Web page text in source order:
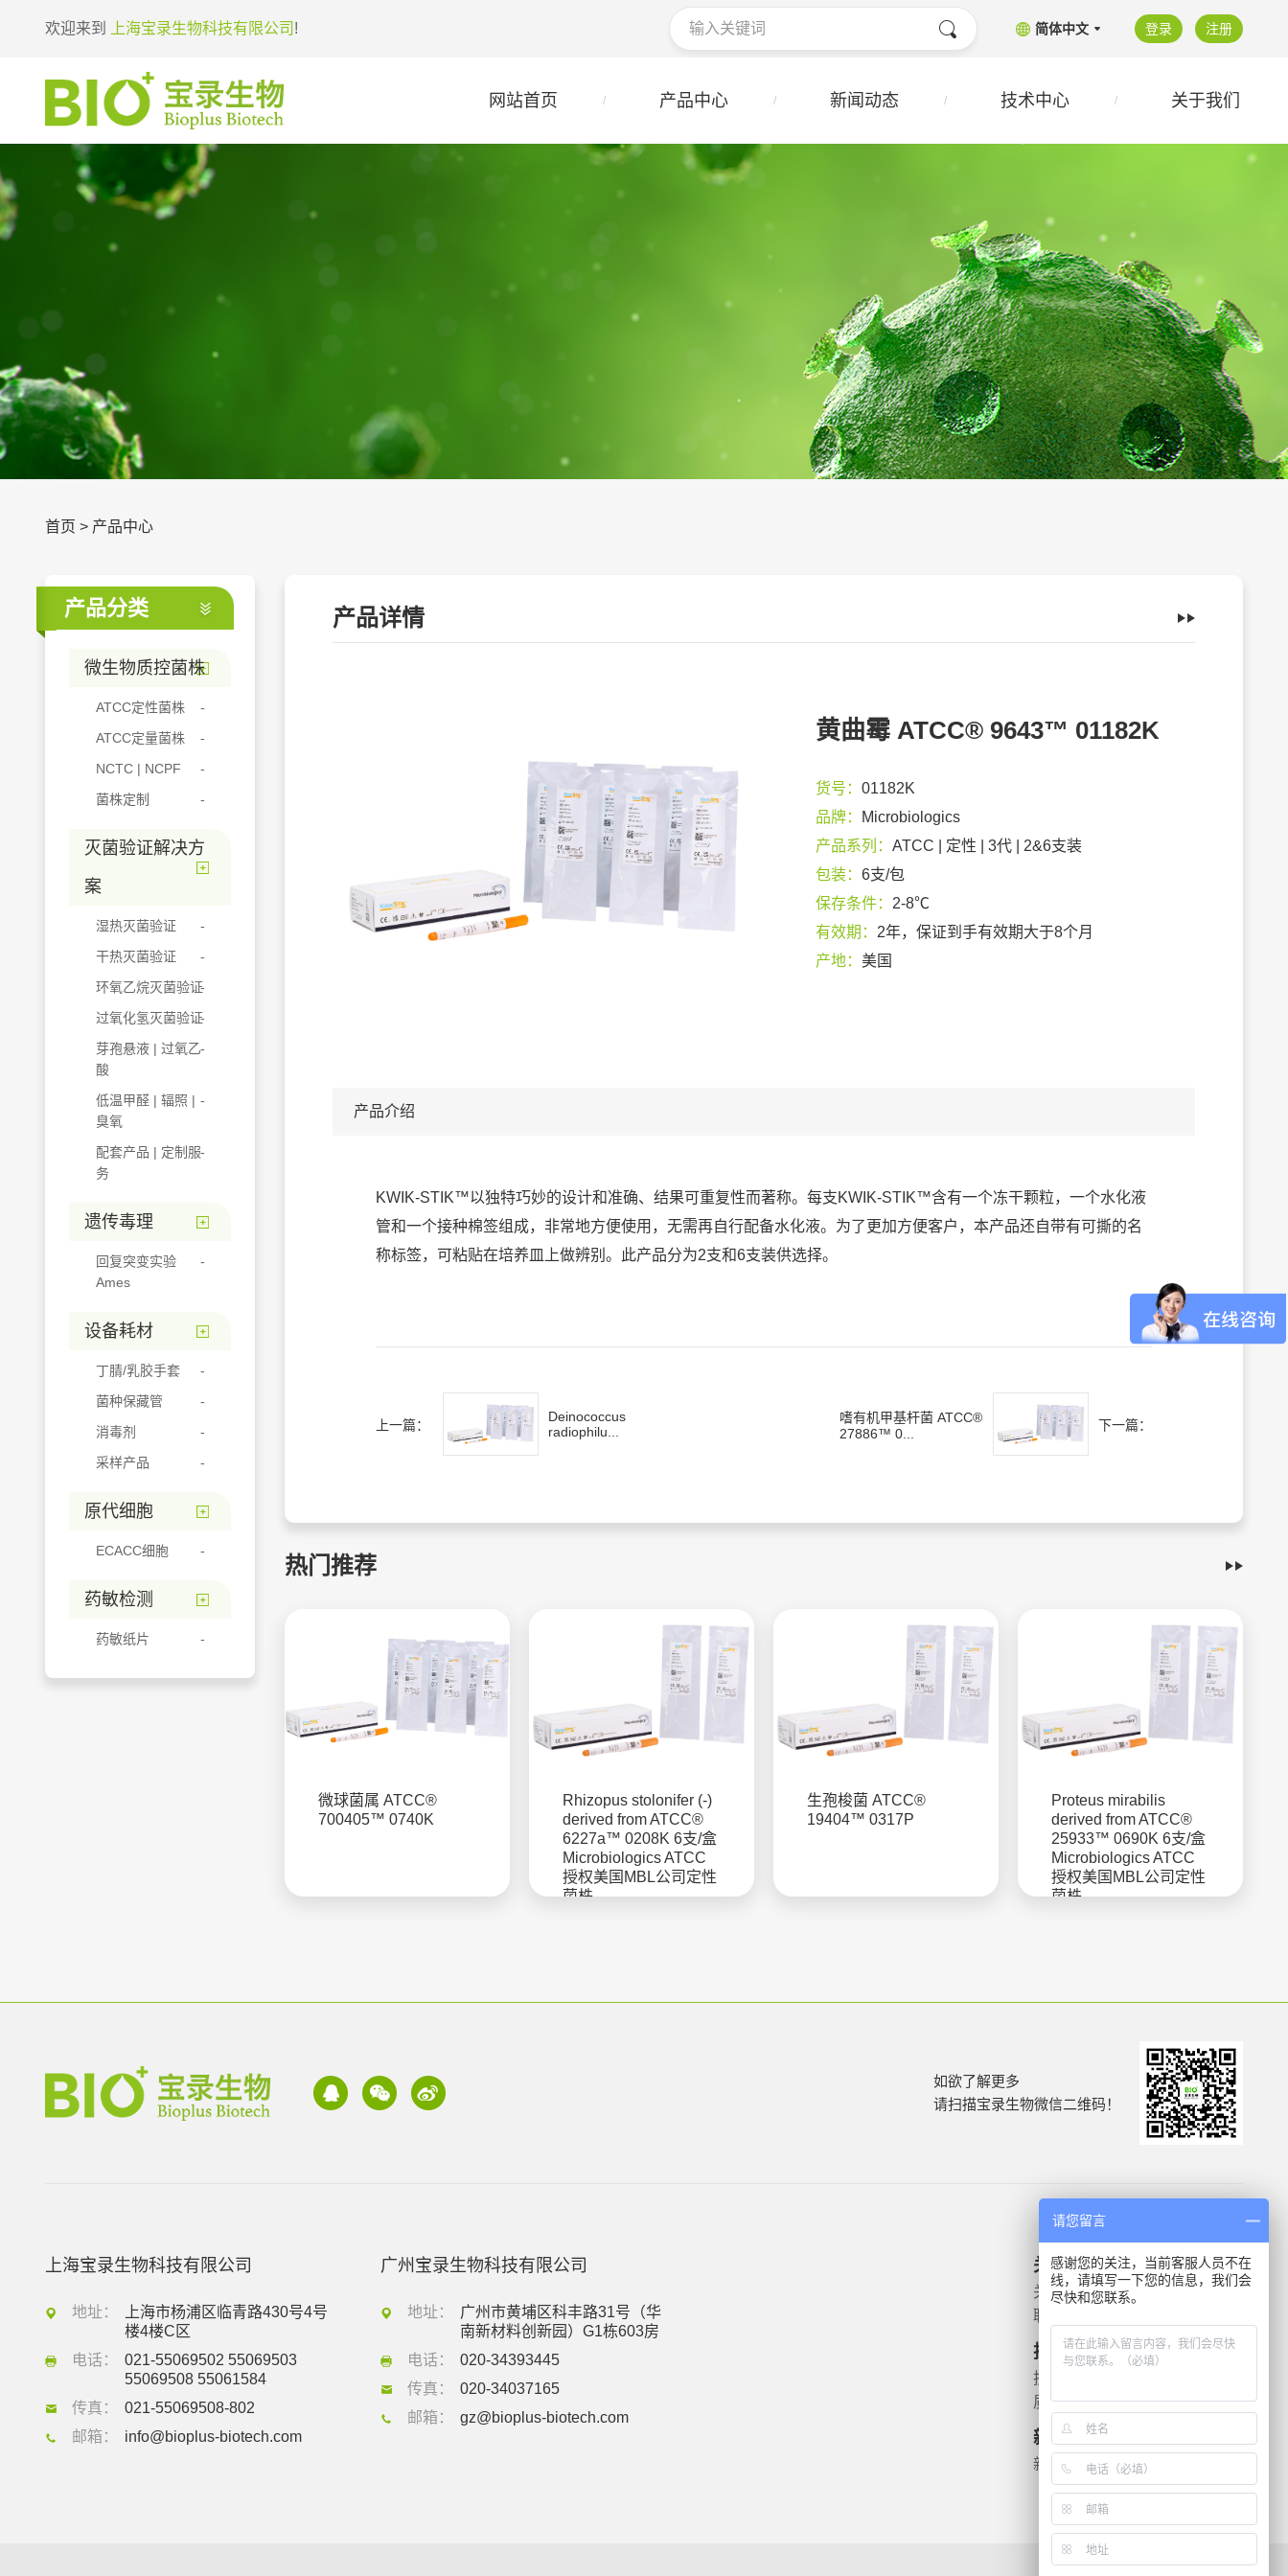
欢迎来到 上海宝录生物科技有限公司 ! 简体中文 登录 注册
网站首页 产品中心 新闻动态 技术中心 关于我们
首页 > 产品中心
产品分类
微生物质控菌株
ATCC定性菌株
ATCC定量菌株
NCTC | NCPF
菌株定制
灭菌验证解决方
案
湿热灭菌验证
干热灭菌验证
环氧乙烷灭菌验证
过氧化氢灭菌验证
芽孢悬液 | 过氧乙
酸
低温甲醛 | 辐照 |
臭氧
配套产品 | 定制服
务
遗传毒理
回复突变实验
Ames
设备耗材
丁腈/乳胶手套
菌种保藏管
消毒剂
采样产品
原代细胞
ECACC细胞
药敏检测
药敏纸片
产品详情
黄曲霉 ATCC® 9643™ 01182K
货号： 01182K
品牌：
Microbiologics
产品系列： ATCC | 定性 | 3代 | 2&6支装
包装： 6支/包
保存条件： 2-8℃
有效期： 2年，保证到手有效期大于8个月
产地： 美国
产品介绍
KWIK-STIK™以独特巧妙的设计和准确、结果可重复性而著称。每支KWIK-STIK™含有一个冻干颗粒，一个水化液
管和一个接种棉签组成，非常地方便使用，无需再自行配备水化液。为了更加方便客户，本产品还自带有可撕的名
称标签，可粘贴在培养皿上做辨别。此产品分为2支和6支装供选择。
上一篇：
Deinococcus
radiophilu...
嗜有机甲基杆菌 ATCC®
27886™ 0...
下一篇：
热门推荐
微球菌属 ATCC®
700405™ 0740K
Rhizopus stolonifer (-)
derived from ATCC®
6227a™ 0208K 6支/盒
Microbiologics ATCC
授权美国MBL公司定性
菌株
生孢梭菌 ATCC®
19404™ 0317P
Proteus mirabilis
derived from ATCC®
25933™ 0690K 6支/盒
Microbiologics ATCC
授权美国MBL公司定性
菌株
如欲了解更多
请扫描宝录生物微信二维码！
上海宝录生物科技有限公司
地址：
上海市杨浦区临青路430号4号
楼4楼C区
电话：
021-55069502 55069503
55069508 55061584
传真：
021-55069508-802
邮箱：
info@bioplus-biotech.com
广州宝录生物科技有限公司
地址：
广州市黄埔区科丰路31号（华
南新材料创新园）G1栋603房
电话：
020-34393445
传真：
020-34037165
邮箱：
gz@bioplus-biotech.com
关于我们
关于我们
联系我们
技术支持
技术文档
质检报告
新闻资讯
新闻动态
产品信息
微生物质控菌株
遗传毒理
药敏检测
请您留言
感谢您的关注，当前客服人员不在
线，请填写一下您的信息，我们会
尽快和您联系。